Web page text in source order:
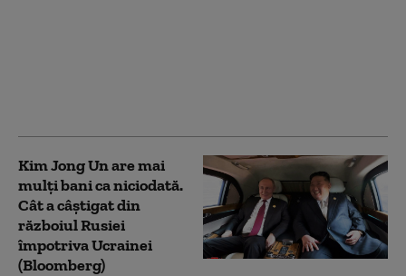
Kim Jong Un are mai
mulți bani ca niciodată.
Cât a câștigat din
războiul Rusiei
împotriva Ucrainei
(Bloomberg)